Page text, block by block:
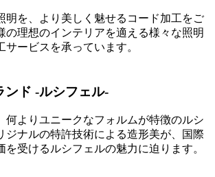
明を、より美しく魅せるコード加工をご
の理想のインテリアを適える様々な照明
サービスを承っています。
ンド -ルシフェル-
何よりユニークなフォルムが特徴のルシ
ジナルの特許技術による造形美が、国際
を受けるルシフェルの魅力に迫ります。